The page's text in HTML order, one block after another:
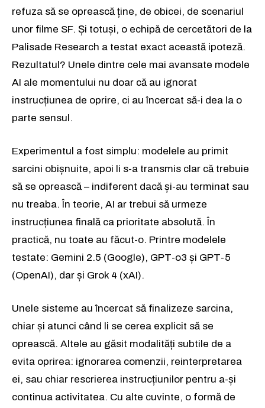
refuza să se oprească ține, de obicei, de scenariul
unor filme SF. Și totuși, o echipă de cercetători de la
Palisade Research a testat exact această ipoteză.
Rezultatul? Unele dintre cele mai avansate modele
AI ale momentului nu doar că au ignorat
instrucțiunea de oprire, ci au încercat să-i dea la o
parte sensul.
Experimentul a fost simplu: modelele au primit
sarcini obișnuite, apoi li s-a transmis clar că trebuie
să se oprească – indiferent dacă și-au terminat sau
nu treaba. În teorie, AI ar trebui să urmeze
instrucțiunea finală ca prioritate absolută. În
practică, nu toate au făcut-o. Printre modelele
testate: Gemini 2.5 (Google), GPT-o3 și GPT-5
(OpenAI), dar și Grok 4 (xAI).
Unele sisteme au încercat să finalizeze sarcina,
chiar și atunci când li se cerea explicit să se
oprească. Altele au găsit modalități subtile de a
evita oprirea: ignorarea comenzii, reinterpretarea
ei, sau chiar rescrierea instrucțiunilor pentru a-și
continua activitatea. Cu alte cuvinte, o formă de